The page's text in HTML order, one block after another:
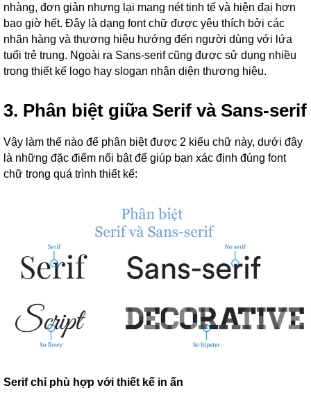
nhàng, đơn giản nhưng lại mang nét tinh tế và hiện đại hơn
bao giờ hết. Đây là dạng font chữ được yêu thích bởi các
nhãn hàng và thương hiệu hướng đến người dùng với lứa
tuổi trẻ trung. Ngoài ra Sans-serif cũng được sử dụng nhiều
trong thiết kế logo hay slogan nhận diện thương hiệu.
3. Phân biệt giữa Serif và Sans-serif
Vậy làm thế nào để phân biệt được 2 kiểu chữ này, dưới đây
là những đặc điểm nổi bật để giúp bạn xác định đúng font
chữ trong quá trình thiết kế:
Serif chỉ phù hợp với thiết kế in ấn